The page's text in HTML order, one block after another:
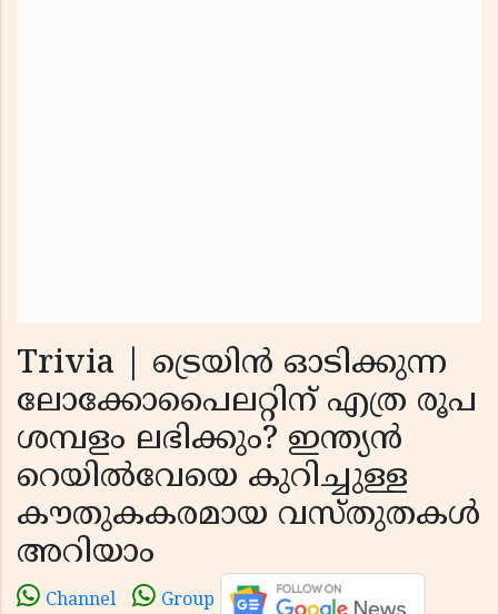
Trivia | ട്രെയിൻ ഓടിക്കുന്ന
ലോക്കോപൈലറ്റിന് എത്ര രൂപ
ശമ്പളം ലഭിക്കും? ഇന്ത്യൻ
റെയിൽവേയെ കുറിച്ചുള്ള
കൗതുകകരമായ വസ്തുതകൾ
അറിയാം
Channel Group